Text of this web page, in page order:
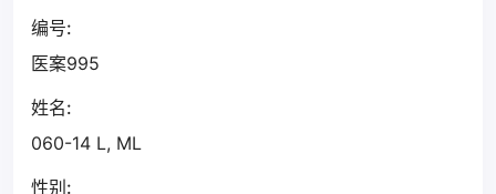
编号:
医案995
姓名:
060-14 L, ML
性别: